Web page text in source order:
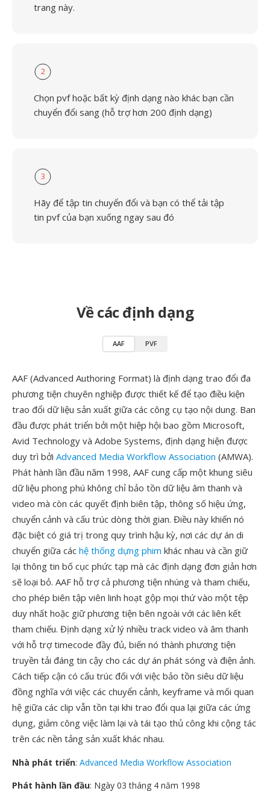
trang này.
2
Chọn pvf hoặc bất kỳ định dạng nào khác bạn cần
chuyển đổi sang (hỗ trợ hơn 200 định dạng)
3
Hãy để tập tin chuyển đổi và bạn có thể tải tập
tin pvf của bạn xuống ngay sau đó
Về các định dạng
AAF PVF
AAF (Advanced Authoring Format) là định dạng trao đổi đa
phương tiện chuyên nghiệp được thiết kế để tạo điều kiện
trao đổi dữ liệu sản xuất giữa các công cụ tạo nội dung. Ban
đầu được phát triển bởi một hiệp hội bao gồm Microsoft,
Avid Technology và Adobe Systems, định dạng hiện được
duy trì bởi Advanced Media Workflow Association (AMWA).
Phát hành lần đầu năm 1998, AAF cung cấp một khung siêu
dữ liệu phong phú không chỉ bảo tồn dữ liệu âm thanh và
video mà còn các quyết định biên tập, thông số hiệu ứng,
chuyển cảnh và cấu trúc dòng thời gian. Điều này khiến nó
đặc biệt có giá trị trong quy trình hậu kỳ, nơi các dự án di
chuyển giữa các hệ thống dựng phim khác nhau và cần giữ
lại thông tin bố cục phức tạp mà các định dạng đơn giản hơn
sẽ loại bỏ. AAF hỗ trợ cả phương tiện nhúng và tham chiếu,
cho phép biên tập viên linh hoạt gộp mọi thứ vào một tệp
duy nhất hoặc giữ phương tiện bên ngoài với các liên kết
tham chiếu. Định dạng xử lý nhiều track video và âm thanh
với hỗ trợ timecode đầy đủ, biến nó thành phương tiện
truyền tải đáng tin cậy cho các dự án phát sóng và điện ảnh.
Cách tiếp cận có cấu trúc đối với việc bảo tồn siêu dữ liệu
đồng nghĩa với việc các chuyển cảnh, keyframe và mối quan
hệ giữa các clip vẫn tồn tại khi trao đổi qua lại giữa các ứng
dụng, giảm công việc làm lại và tái tạo thủ công khi cộng tác
trên các nền tảng sản xuất khác nhau.
Nhà phát triển: Advanced Media Workflow Association
Phát hành lần đầu: Ngày 03 tháng 4 năm 1998